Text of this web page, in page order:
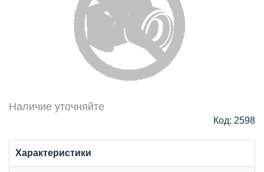
Наличие уточняйте
Код: 2598
Характеристики